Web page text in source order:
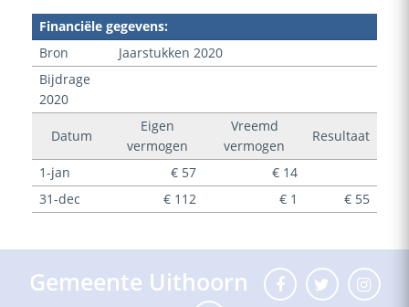
Financiële gegevens:
Bron
Jaarstukken 2020
Bijdrage
2020
Datum
Eigen
vermogen
Vreemd
vermogen
Resultaat
1-jan € 57
€ 14
31-dec
€ 112 € 1 € 55
Gemeente Uithoorn